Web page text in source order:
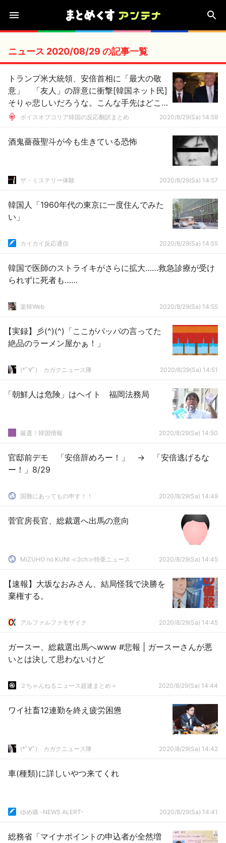
ニュース 2020/08/29 の記事一覧
トランプ米大統領、安倍首相に「最大の敬
意」 「友人」の辞意に衝撃[韓国ネット民]
そりゃ悲しいだろうな。こんな手先はどこ
にもいないだろうからな
ボイスオブコリア韓国の反応翻訳まとめ 2020/8/29(Sa) 14:59
酒鬼薔薇聖斗が今も生きている恐怖
ザ・ミステリー体験 2020/8/29(Sa) 14:57
韓国人「1960年代の東京に一度住んでみた
い」
カイカイ反応通信 2020/8/29(Sa) 14:55
韓国で医師のストライキがさらに拡大……救急診療が受け
られずに死者も……
楽韓Web 2020/8/29(Sa) 14:55
【実録】彡(^)(^)「ここがパッパの言ってた
絶品のラーメン屋かぁ！」
(*ﾟ∀ﾟ)ゞカガクニュース隊 2020/8/29(Sa) 14:51
「朝鮮人は危険」はヘイト 福岡法務局
厳選！韓国情報 2020/8/29(Sa) 14:50
官邸前デモ 「安倍辞めろー！」 → 「安倍逃げるな
ー！」8/29
国難にあってもの申す！！ 2020/8/29(Sa) 14:49
菅官房長官、総裁選へ出馬の意向
MIZUHO no KUNI ≪2ch≫特亜ニュース 2020/8/29(Sa) 14:45
【速報】大坂なおみさん、結局怪我で決勝を
棄権する。
アルファルファモザイク 2020/8/29(Sa) 14:45
ガースー、総裁選出馬へwww #悲報 | ガースーさんが悪
いとは決して思わないけど
２ちゃんねるニュース超速まとめ＋ 2020/8/29(Sa) 14:44
ワイ社畜12連勤を終え疲労困憊
(*ﾟ∀ﾟ)ゞカガクニュース隊 2020/8/29(Sa) 14:42
車(種類)に詳しいやつ来てくれ
ゆめ痛 -NEWS ALERT- 2020/8/29(Sa) 14:41
総務省「マイナポイントの申込者が全然増